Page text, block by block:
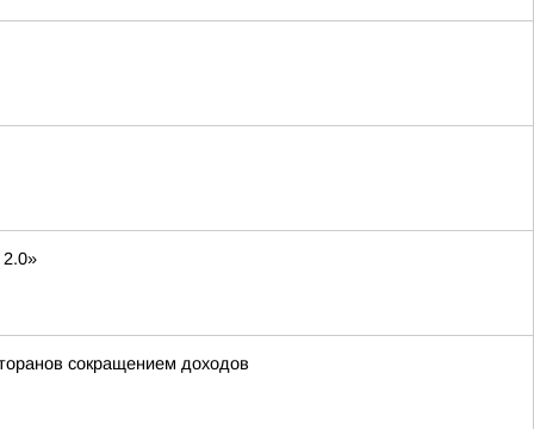
2.0»
сокращением доходов